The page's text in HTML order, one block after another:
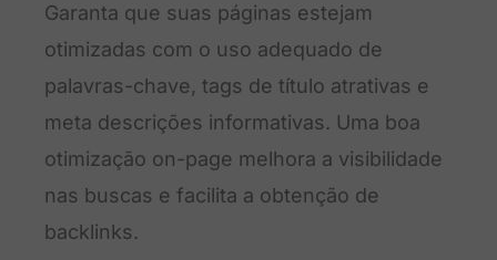
Garanta que suas páginas estejam
otimizadas com o uso adequado de
palavras-chave, tags de título atrativas e
meta descrições informativas. Uma boa
otimização on-page melhora a visibilidade
nas buscas e facilita a obtenção de
backlinks.